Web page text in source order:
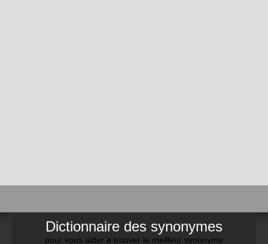
Dictionnaire des synonymes
pour vous aider à trouver le meilleur synonyme